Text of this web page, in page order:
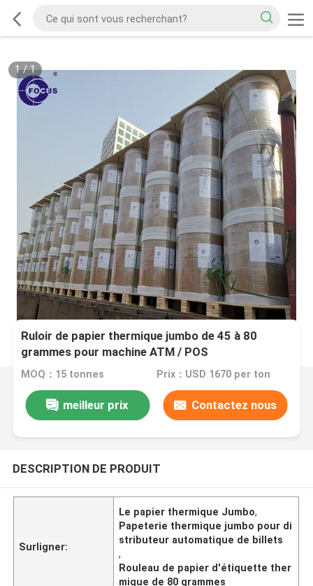
1/1
Ruloir de papier thermique jumbo de 45 à 80
grammes pour machine ATM / POS
MOQ：15 tonnes Prix：USD 1670 per ton
meilleur prix Contactez nous
DESCRIPTION DE PRODUIT
Surligner:
Le papier thermique Jumbo,
Papeterie thermique jumbo pour di
stributeur automatique de billets
,
Rouleau de papier d'étiquette ther
mique de 80 grammes